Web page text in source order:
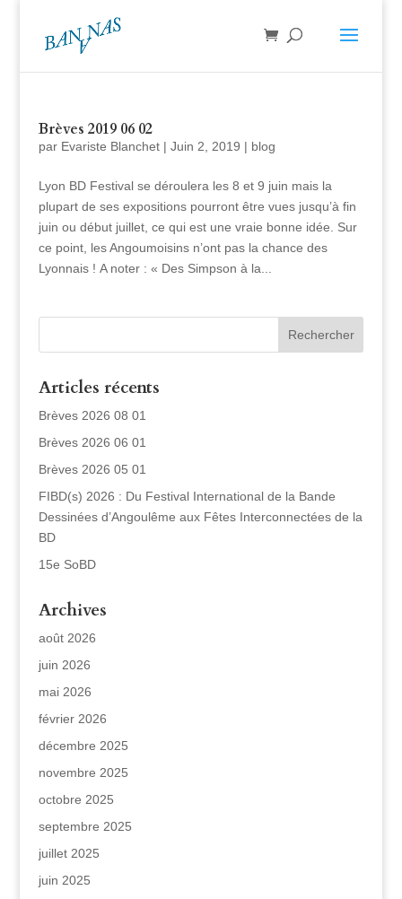
Brèves 2019 06 02
par Evariste Blanchet| Juin 2, 2019 | blog
Lyon BD Festival se déroulera les 8 et 9 juin mais la
plupart de ses expositions pourront être vues jusqu’à fin
juin ou début juillet, ce qui est une vraie bonne idée. Sur
ce point, les Angoumoisins n’ont pas la chance des
Lyonnais ! A noter : « Des Simpson à la...
Articles récents
Brèves 2026 08 01
Brèves 2026 06 01
Brèves 2026 05 01
FIBD(s) 2026 : Du Festival International de la Bande
Dessinées d’Angoulême aux Fêtes Interconnectées de la
BD
15e SoBD
Archives
août 2026
juin 2026
mai 2026
février 2026
décembre 2025
novembre 2025
octobre 2025
septembre 2025
juillet 2025
juin 2025